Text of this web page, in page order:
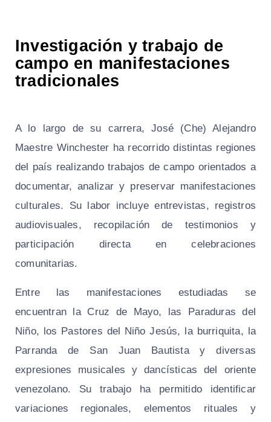
Investigación y trabajo de
campo en manifestaciones
tradicionales
A lo largo de su carrera, José (Che) Alejandro
Maestre Winchester ha recorrido distintas regiones
del país realizando trabajos de campo orientados a
documentar, analizar y preservar manifestaciones
culturales. Su labor incluye entrevistas, registros
audiovisuales, recopilación de testimonios y
participación directa en celebraciones
comunitarias.
Entre las manifestaciones estudiadas se
encuentran la Cruz de Mayo, las Paraduras del
Niño, los Pastores del Niño Jesús, la burriquita, la
Parranda de San Juan Bautista y diversas
expresiones musicales y dancísticas del oriente
venezolano. Su trabajo ha permitido identificar
variaciones regionales, elementos rituales y